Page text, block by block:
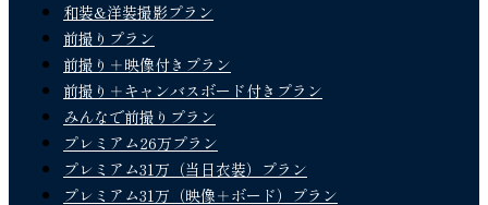
和装&洋装撮影プラン
前撮りプラン
前撮り＋映像付きプラン
前撮り＋キャンバスボード付きプラン
みんなで前撮りプラン
プレミアム26万プラン
プレミアム31万（当日衣装）プラン
プレミアム31万（映像＋ボード）プラン